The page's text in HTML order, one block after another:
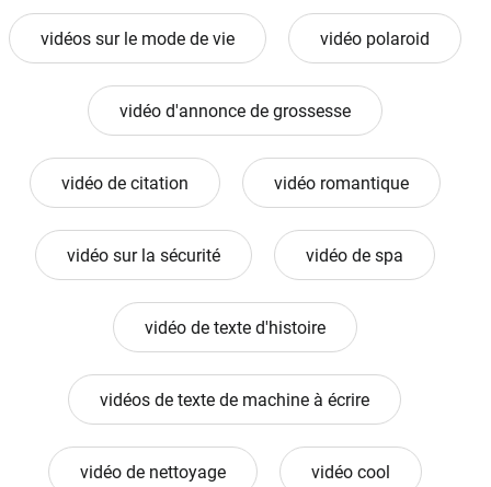
vidéos sur le mode de vie vidéo polaroid
vidéo d'annonce de grossesse
vidéo de citation vidéo romantique
vidéo sur la sécurité vidéo de spa
vidéo de texte d'histoire
vidéos de texte de machine à écrire
vidéo de nettoyage vidéo cool